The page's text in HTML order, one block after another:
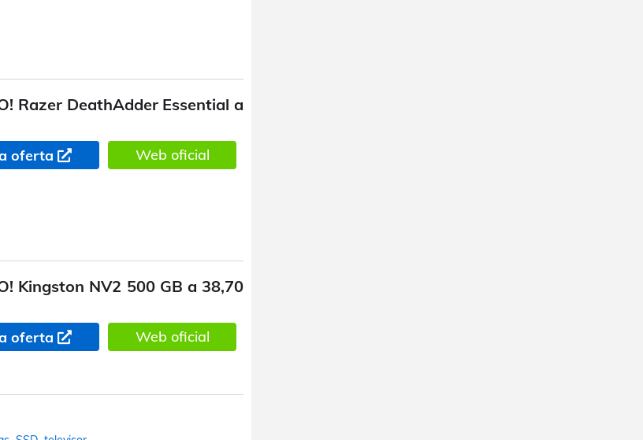
Razer DeathAdder Essential a
oferta Web oficial
Kingston NV2 500 GB a 38,70
oferta Web oficial